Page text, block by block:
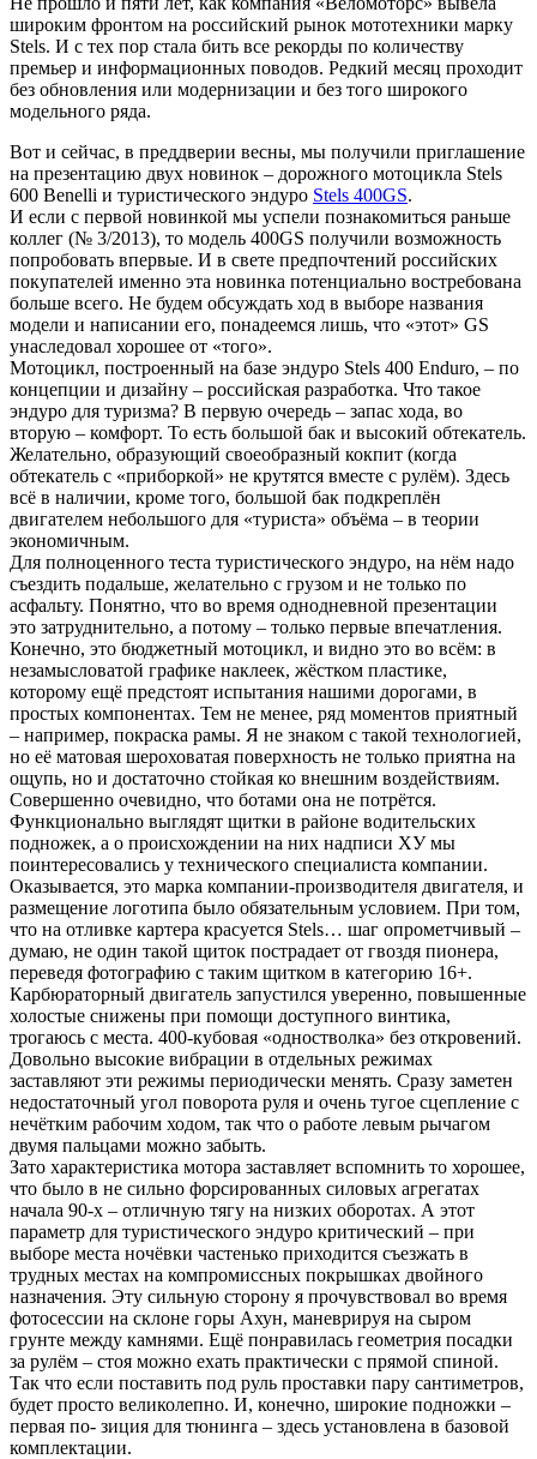
широким фронтом на российский рынок мототехники марку
Stels. И с тех пор стала бить все рекорды по количеству
премьер и информационных поводов. Редкий месяц проходит
без обновления или модернизации и без того широкого
модельного ряда.
Вот и сейчас, в преддверии весны, мы получили приглашение
на презентацию двух новинок – дорожного мотоцикла Stels
600 Benelli и туристического эндуро Stels 400GS.
И если с первой новинкой мы успели познакомиться раньше
коллег (№ 3/2013), то модель 400GS получили возможность
попробовать впервые. И в свете предпочтений российских
покупателей именно эта новинка потенциально востребована
больше всего. Не будем обсуждать ход в выборе названия
модели и написании его, понадеемся лишь, что «этот» GS
унаследовал хорошее от «того».
Мотоцикл, построенный на базе эндуро Stels 400 Enduro, – по
концепции и дизайну – российская разработка. Что такое
эндуро для туризма? В первую очередь – запас хода, во
вторую – комфорт. То есть большой бак и высокий обтекатель.
Желательно, образующий своеобразный кокпит (когда
обтекатель с «приборкой» не крутятся вместе с рулём). Здесь
всё в наличии, кроме того, большой бак подкреплён
двигателем небольшого для «туриста» объёма – в теории
экономичным.
Для полноценного теста туристического эндуро, на нём надо
съездить подальше, желательно с грузом и не только по
асфальту. Понятно, что во время однодневной презентации
это затруднительно, а потому – только первые впечатления.
Конечно, это бюджетный мотоцикл, и видно это во всём: в
незамысловатой графике наклеек, жёстком пластике,
которому ещё предстоят испытания нашими дорогами, в
простых компонентах. Тем не менее, ряд моментов приятный
– например, покраска рамы. Я не знаком с такой технологией,
но её матовая шероховатая поверхность не только приятна на
ощупь, но и достаточно стойкая ко внешним воздействиям.
Совершенно очевидно, что ботами она не потрётся.
Функционально выглядят щитки в районе водительских
подножек, а о происхождении на них надписи ХУ мы
поинтересовались у технического специалиста компании.
Оказывается, это марка компании-производителя двигателя, и
размещение логотипа было обязательным условием. При том,
что на отливке картера красуется Stels… шаг опрометчивый –
думаю, не один такой щиток пострадает от гвоздя пионера,
переведя фотографию с таким щитком в категорию 16+.
Карбюраторный двигатель запустился уверенно, повышенные
холостые снижены при помощи доступного винтика,
трогаюсь с места. 400-кубовая «одностволка» без откровений.
Довольно высокие вибрации в отдельных режимах
заставляют эти режимы периодически менять. Сразу заметен
недостаточный угол поворота руля и очень тугое сцепление с
нечётким рабочим ходом, так что о работе левым рычагом
двумя пальцами можно забыть.
Зато характеристика мотора заставляет вспомнить то хорошее,
что было в не сильно форсированных силовых агрегатах
начала 90-х – отличную тягу на низких оборотах. А этот
параметр для туристического эндуро критический – при
выборе места ночёвки частенько приходится съезжать в
трудных местах на компромиссных покрышках двойного
назначения. Эту сильную сторону я прочувствовал во время
фотосессии на склоне горы Ахун, маневрируя на сыром
грунте между камнями. Ещё понравилась геометрия посадки
за рулём – стоя можно ехать практически с прямой спиной.
Так что если поставить под руль проставки пару сантиметров,
будет просто великолепно. И, конечно, широкие подножки –
первая по- зиция для тюнинга – здесь установлена в базовой
комплектации.